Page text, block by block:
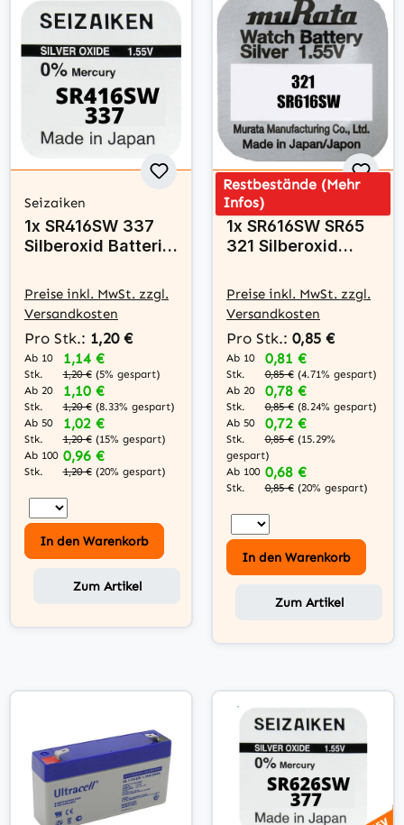
Seizaiken
1x SR416SW 337
Silberoxid Batterie
Preise inkl. MwSt. zzgl.
Versandkosten
Pro Stk.: 1,20 €
Ab 10
Stk.
1,14 €
1,20 € (5% gespart)
Ab 20
Stk.
1,10 €
1,20 € (8.33% gespart)
Ab 50
Stk.
1,02 €
1,20 € (15% gespart)
Ab 100
Stk.
0,96 €
1,20 € (20% gespart)
In den Warenkorb
Zum Artikel
Restbestände (Mehr
Infos)
muRata
1x SR616SW SR65
321 Silberoxid
1,55 V
Preise inkl. MwSt. zzgl.
Versandkosten
Pro Stk.: 0,85 €
Ab 10
Stk.
0,81 €
0,85 € (4.71% gespart)
Ab 20
Stk.
0,78 €
0,85 € (8.24% gespart)
Ab 50
Stk.
0,72 €
0,85 € (15.29%
gespart)
Ab 100
Stk.
0,68 €
0,85 € (20% gespart)
In den Warenkorb
Zum Artikel